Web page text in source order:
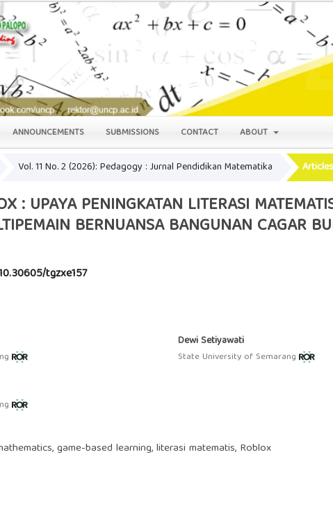
ANNOUNCEMENTS SUBMISSIONS CONTACT ABOUT
Vol. 11 No. 2 (2026): Pedagogy : Jurnal Pendidikan Matematika Articles
: UPAYA PENINGKATAN LITERASI
BERNUANSA BANGUNAN CAGAR
tgzxe157
Dewi Setiyawati
State University of Semarang
game-based learning, literasi matematis, Roblox